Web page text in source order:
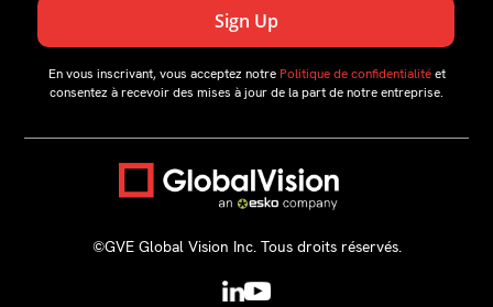
En vous inscrivant, vous acceptez notre Politique de confidentialitéet
consentez à recevoir des mises à jour de la part de notre entreprise.
©GVE Global Vision Inc. Tous droits réservés.